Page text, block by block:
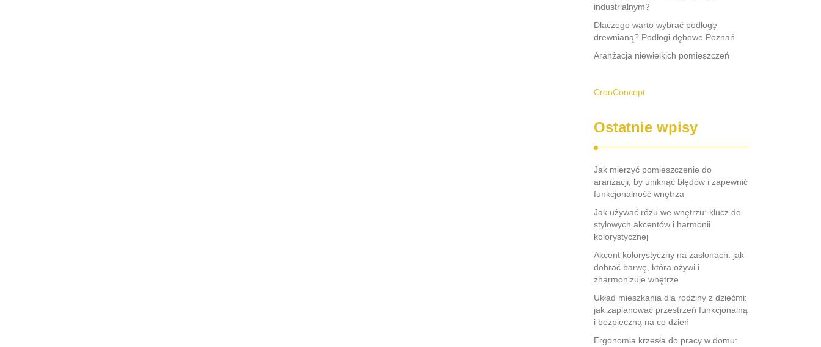
industrialnym?
Dlaczego warto wybrać podłogę
drewnianą? Podłogi dębowe Poznań
Aranżacja niewielkich pomieszczeń
CreoConcept
Ostatnie wpisy
Jak mierzyć pomieszczenie do
aranżacji, by uniknąć błędów i zapewnić
funkcjonalność wnętrza
Jak używać różu we wnętrzu: klucz do
stylowych akcentów i harmonii
kolorystycznej
Akcent kolorystyczny na zasłonach: jak
dobrać barwę, która ożywi i
zharmonizuje wnętrze
Układ mieszkania dla rodziny z dziećmi:
jak zaplanować przestrzeń funkcjonalną
i bezpieczną na co dzień
Ergonomia krzesła do pracy w domu: